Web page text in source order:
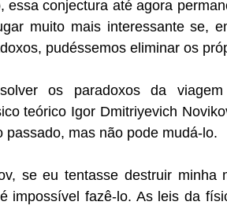
essa conjectura até agora
muito mais interessante se,
pudéssemos eliminar os
os paradoxos da
teórico Igor Dmitriyevich
passado, mas não pode mudá-lo.
se eu tentasse destruir minha
impossível fazê-lo. As leis da